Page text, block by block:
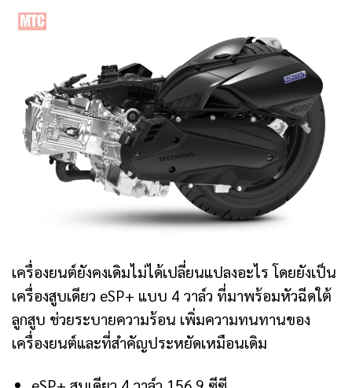
เครื่องยนต์ยังคงเดิมไม่ได้เปลี่ยนแปลงอะไร โดยยังเป็น
เครื่องสูบเดียว eSP+ แบบ 4 วาล์ว ที่มาพร้อมหัวฉีดใต้
ลูกสูบ ช่วยระบายความร้อน เพิ่มความทนทานของ
เครื่องยนต์และที่สำคัญประหยัดเหมือนเดิม